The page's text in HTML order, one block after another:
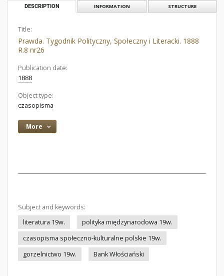
DESCRIPTION INFORMATION STRUCTURE
Title:
Prawda. Tygodnik Polityczny, Społeczny i Literacki. 1888
R.8 nr26
Publication date:
1888
Object type:
czasopisma
More
Subject and keywords:
literatura 19w.
polityka międzynarodowa 19w.
czasopisma społeczno-kulturalne polskie 19w.
gorzelnictwo 19w.
Bank Włościański